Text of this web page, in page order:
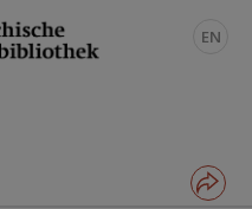
EN